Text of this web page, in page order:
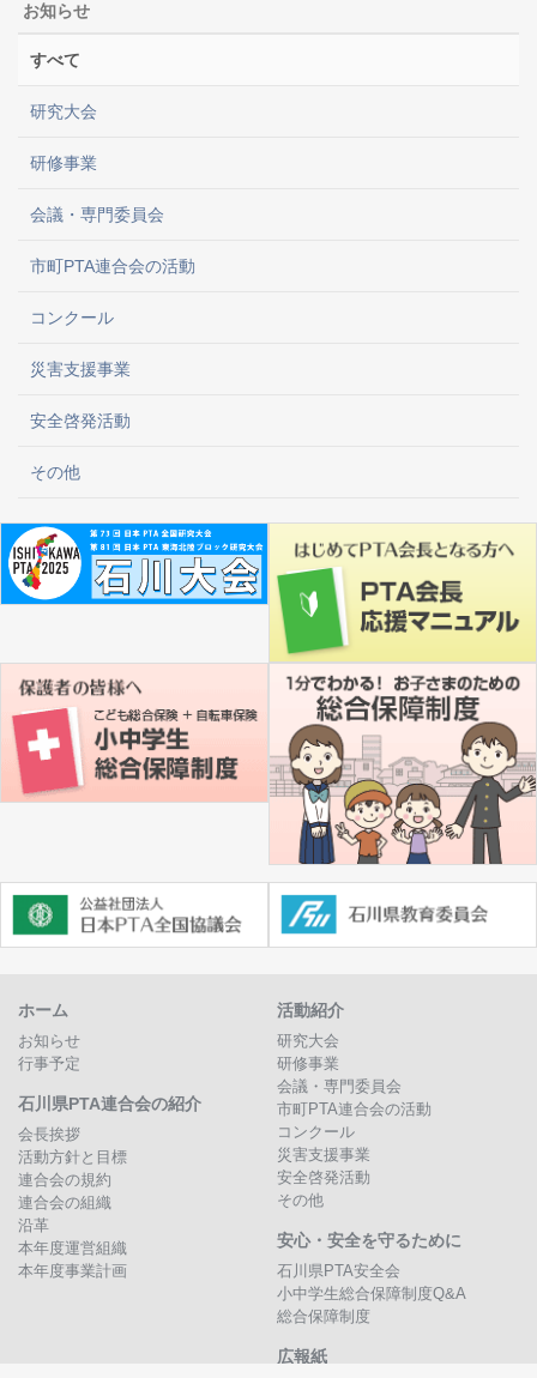
お知らせ
すべて
研究大会
研修事業
会議・専門委員会
市町PTA連合会の活動
コンクール
災害支援事業
安全啓発活動
その他
ホーム
お知らせ
行事予定
石川県PTA連合会の紹介
会長挨拶
活動方針と目標
連合会の規約
連合会の組織
沿革
本年度運営組織
本年度事業計画
活動紹介
研究大会
研修事業
会議・専門委員会
市町PTA連合会の活動
コンクール
災害支援事業
安全啓発活動
その他
安心・安全を守るために
石川県PTA安全会
小中学生総合保障制度Q&A
総合保障制度
広報紙